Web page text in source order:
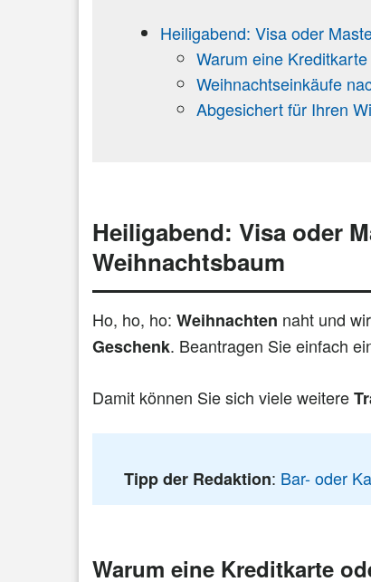
Heiligabend: Visa oder
Warum eine
Weihnachtseinkäufe
Abgesichert für Ihren
Heiligabend: Visa oder
Weihnachtsbaum
Ho, ho, ho: Weihnachten naht und
Geschenk. Beantragen Sie einfach
Damit können Sie sich viele weitere
Tipp der Redaktion: Bar- oder
Warum eine Kreditkarte